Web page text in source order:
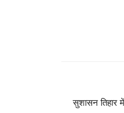
सुशासन तिहार